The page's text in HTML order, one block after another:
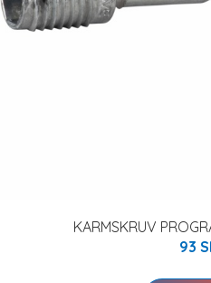
KARMSKRUV
93